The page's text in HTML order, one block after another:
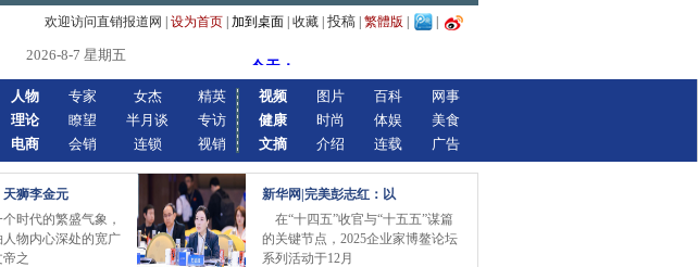
欢迎访问直销报道网 设为首页 加到桌面 收藏 投稿 繁體版
2026-8-7 星期五
人物
理论
电商
专家
瞭望
会销
女杰
半月谈
连锁
精英
专访
视销
视频
健康
文摘
图片
时尚
介绍
百科
体娱
连载
网事
美食
广告
狮李金元
时代的繁盛气象，
物内心深处的宽广
之
新华网|完美彭志红：以
在“十四五”收官与“十五五”谋篇
的关键节点，2025企业家博鳌论坛
系列活动于12月